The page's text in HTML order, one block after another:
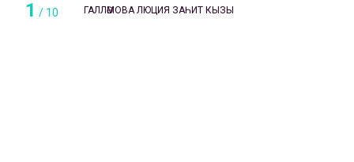
1 / 10 ГАЛЛӘМОВА ЛЮЦИЯ ЗАҺИТ КЫЗЫ